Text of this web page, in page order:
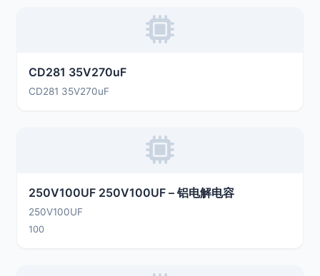
CD281 35V270uF
CD281 35V270uF
250V100UF 250V100UF – 铝电解电容
250V100UF
100